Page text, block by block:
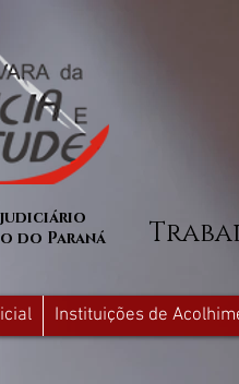
do Paraná
Instituições de